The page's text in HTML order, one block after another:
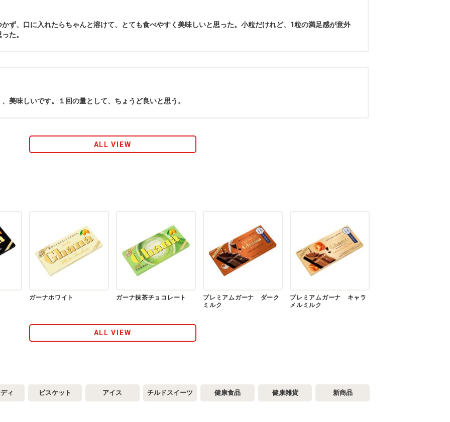
ず、口に入れたらちゃんと溶けて、とても食べやすく美味しいと思った。小粒だけれど、1粒の満足感が意外
た。
美味しいです。１回の量として、ちょうど良いと思う。
ALL VIEW
ガーナホワイト ガーナ抹茶チョコレート
プレミアムガーナ ダーク
ミルク
プレミアムガーナ キャラ
メルミルク
ALL VIEW
ィ ビスケット アイス チルドスイーツ 健康食品 健康雑貨 新商品